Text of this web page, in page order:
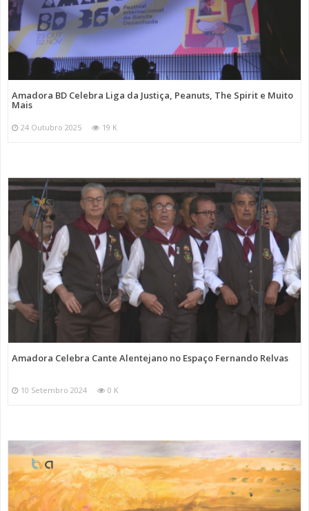
Amadora BD Celebra Liga da Justiça, Peanuts, The Spirit e Muito
Mais
24 Outubro 2025 19 K
Amadora Celebra Cante Alentejano no Espaço Fernando Relvas
10 Setembro 2024 0 K